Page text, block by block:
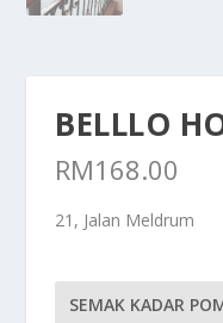
BELLLO
RM168.00
21, Jalan Meldrum
SEMAK KADAR